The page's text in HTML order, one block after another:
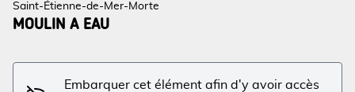
Voir l'image en plein écran
Saint-Étienne-de-Mer-Morte
MOULIN A EAU
Embarquer cet élément afin d'y avoir accès